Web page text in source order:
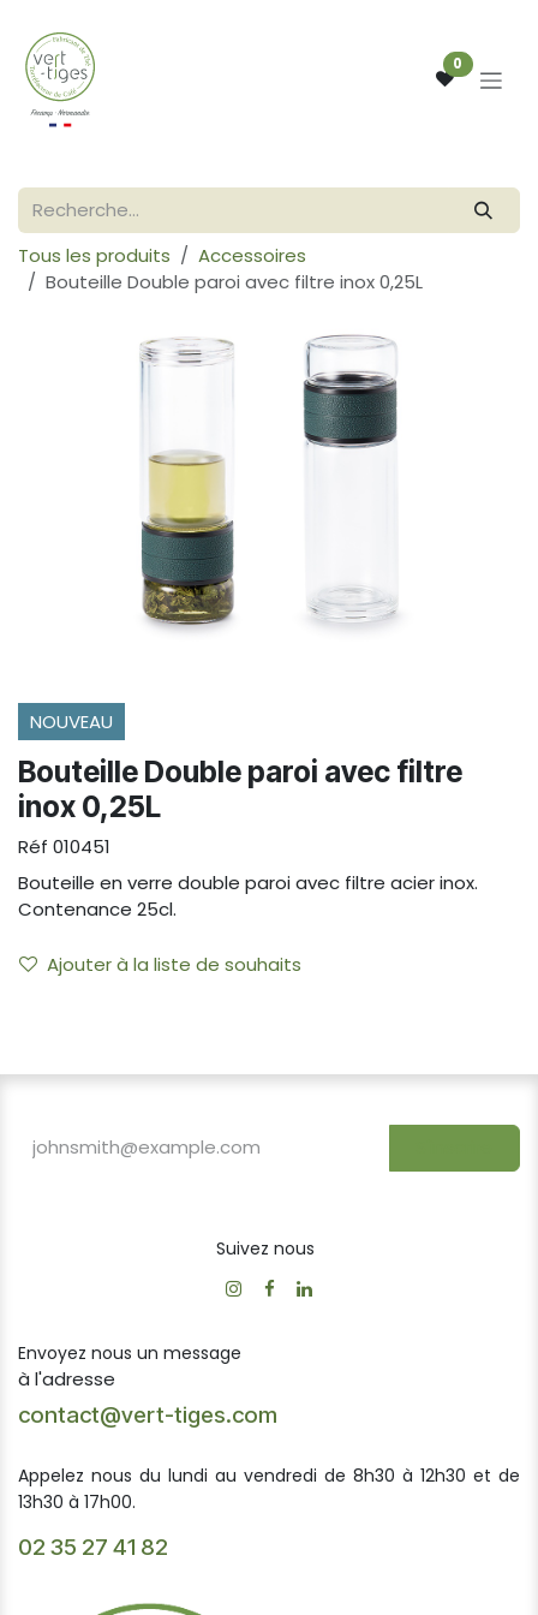
0
Tous les produits
Accessoires
Bouteille Double paroi avec filtre inox 0,25L
NOUVEAU
Bouteille Double paroi avec filtre
inox 0,25L
Réf 010451
Bouteille en verre double paroi avec filtre acier inox.
Contenance 25cl.
Ajouter à la liste de souhaits
Suivez nous
Envoyez nous un message
à l'adresse
contact@vert-tiges.com
Appelez nous du lundi au vendredi de 8h30 à 12h30 et de
13h30 à 17h00.
02 35 27 41 82